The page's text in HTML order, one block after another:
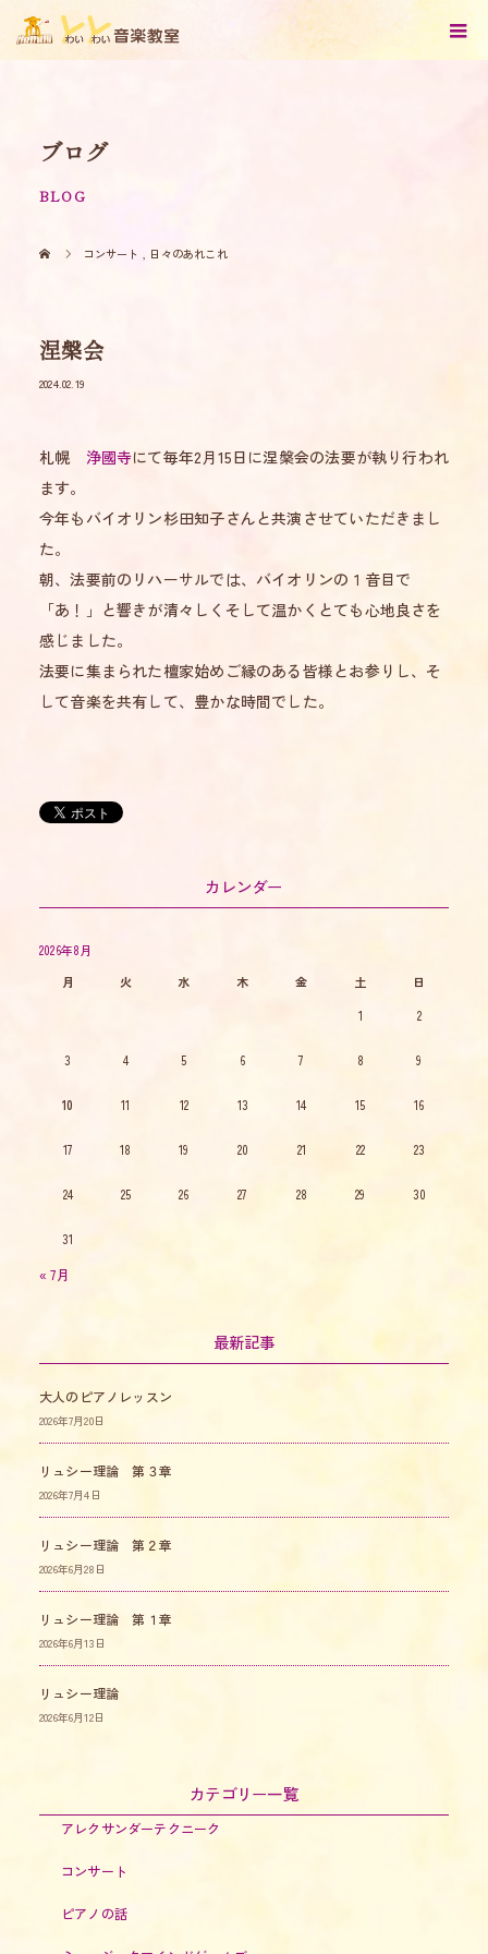
ブログ
BLOG
コンサート , 日々のあれこれ
涅槃会
2024.02.19
札幌 浄國寺にて毎年2月15日に涅槃会の法要が執り行われ
ます。
今年もバイオリン杉田知子さんと共演させていただきまし
た。
朝、法要前のリハーサルでは、バイオリンの１音目で
「あ！」と響きが清々しくそして温かくとても心地良さを
感じました。
法要に集まられた檀家始めご縁のある皆様とお参りし、そ
して音楽を共有して、豊かな時間でした。
カレンダー
2026年8月
月
火 水 木 金 土
日
1
2
3 4 5 6 7 8 9
10 11 12 13 14 15 16
17 18 19 20 21 22 23
24 25 26 27 28 29 30
31
« 7月
最新記事
大人のピアノレッスン
2026年7月20日
リュシー理論 第３章
2026年7月4日
リュシー理論 第２章
2026年6月28日
リュシー理論 第１章
2026年6月13日
リュシー理論
2026年6月12日
カテゴリー一覧
アレクサンダーテクニーク
コンサート
ピアノの話